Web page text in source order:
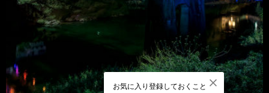
お気に入り登録しておくこと